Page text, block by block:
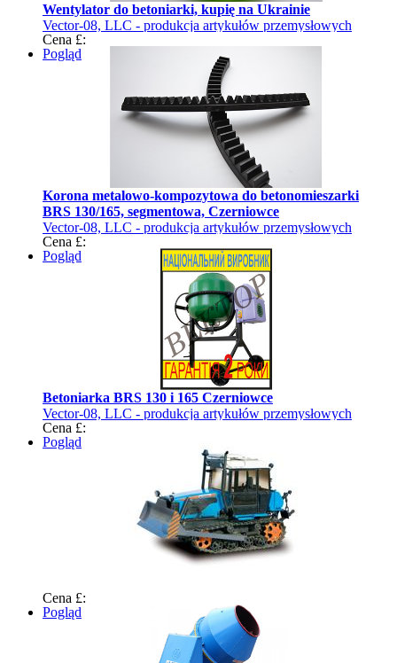
Wentylator do betoniarki, kupię na Ukrainie
Vector-08, LLC - produkcja artykułów przemysłowych
Cena £:
Pogląd
Korona metalowo-kompozytowa do betonomieszarki
BRS 130/165, segmentowa, Czerniowce
Vector-08, LLC - produkcja artykułów przemysłowych
Cena £:
Pogląd
Betoniarka BRS 130 i 165 Czerniowce
Vector-08, LLC - produkcja artykułów przemysłowych
Cena £:
Pogląd
Cena £:
Pogląd